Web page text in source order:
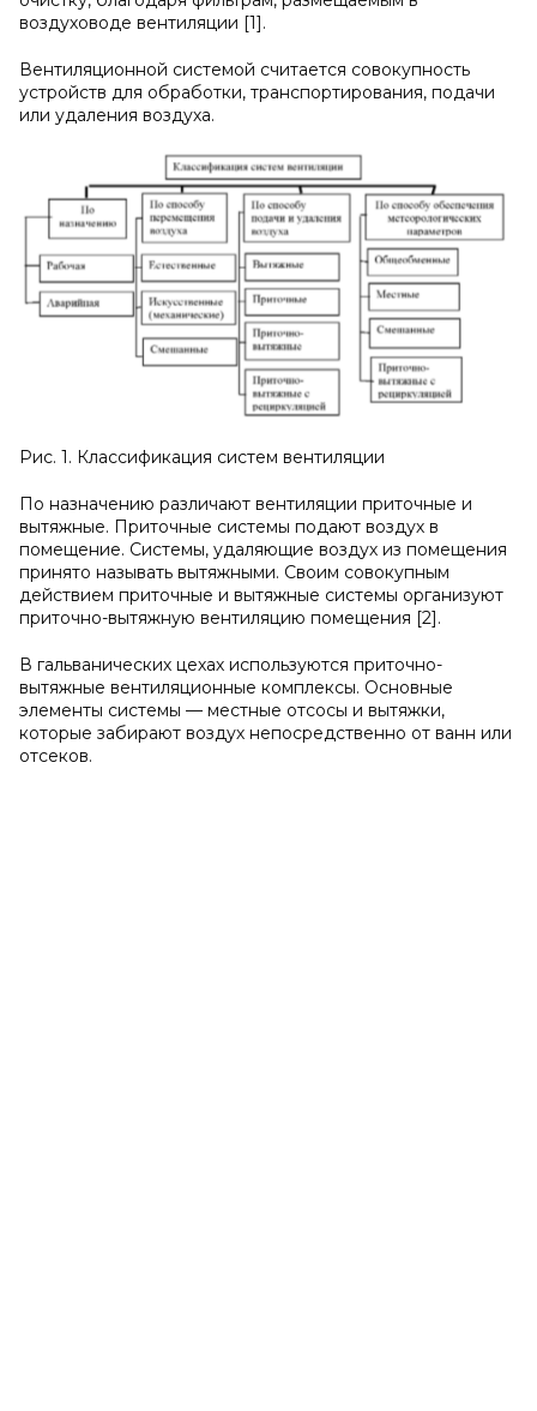
воздуховоде вентиляции [1].
Вентиляционной системой считается совокупность
устройств для обработки, транспортирования, подачи
или удаления воздуха.
Рис. 1. Классификация систем вентиляции
По назначению различают вентиляции приточные и
вытяжные. Приточные системы подают воздух в
помещение. Системы, удаляющие воздух из помещения
принято называть вытяжными. Своим совокупным
действием приточные и вытяжные системы организуют
приточно-вытяжную вентиляцию помещения [2].
В гальванических цехах используются приточно-
вытяжные вентиляционные комплексы. Основные
элементы системы — местные отсосы и вытяжки,
которые забирают воздух непосредственно от ванн или
отсеков.